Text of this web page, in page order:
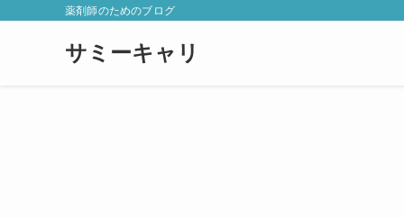
薬剤師のためのブログ
サミーキャリ